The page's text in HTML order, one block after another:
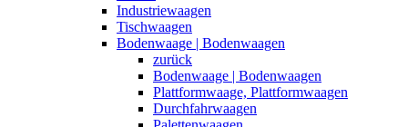
Industriewaagen
Tischwaagen
Bodenwaage | Bodenwaagen
zurück
Bodenwaage | Bodenwaagen
Plattformwaage, Plattformwaagen
Durchfahrwaagen